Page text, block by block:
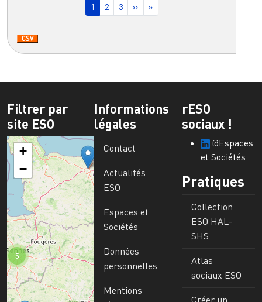
Page courante
1 Page
2 Page
3 Page suivante
›› Dernière page
»
Filtrer par
site ESO
5
+
−
Informations
légales
Contact
Actualités
ESO
Espaces et
Sociétés
Données
personnelles
Mentions
rESO
sociaux !
@Espaces
et Sociétés
Pratiques
Collection
ESO HAL-
SHS
Atlas
sociaux ESO
Créer un